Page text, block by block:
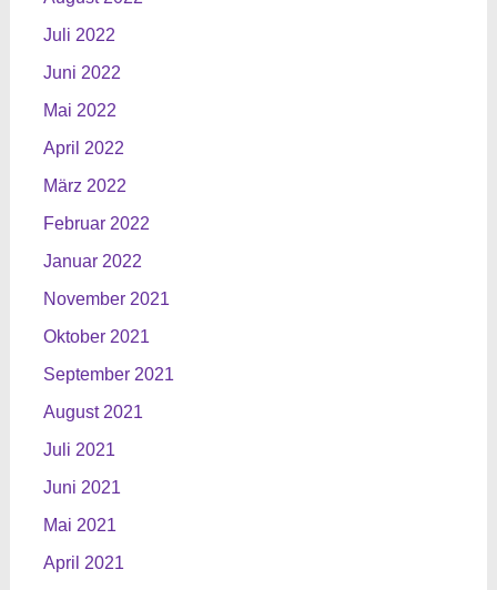
Juli 2022
Juni 2022
Mai 2022
April 2022
März 2022
Februar 2022
Januar 2022
November 2021
Oktober 2021
September 2021
August 2021
Juli 2021
Juni 2021
Mai 2021
April 2021